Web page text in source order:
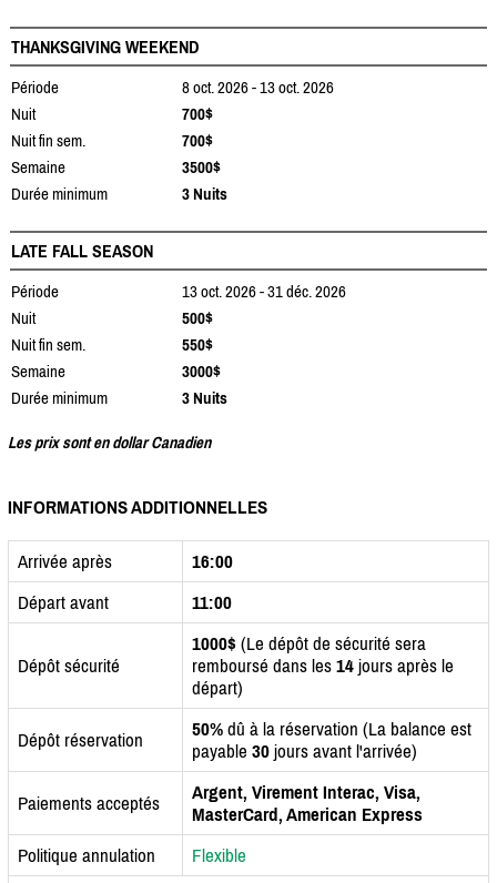
THANKSGIVING WEEKEND
Période
8 oct. 2026 - 13 oct. 2026
Nuit
700$
Nuit fin sem.
700$
Semaine
3500$
Durée minimum
3 Nuits
LATE FALL SEASON
Période
13 oct. 2026 - 31 déc. 2026
Nuit
500$
Nuit fin sem.
550$
Semaine
3000$
Durée minimum
3 Nuits
Les prix sont en dollar Canadien
INFORMATIONS ADDITIONNELLES
Arrivée après
16:00
Départ avant
11:00
Dépôt sécurité
1000$ (Le dépôt de sécurité sera
remboursé dans les 14 jours après le
départ)
Dépôt réservation 50% dû à la réservation (La balance est
payable 30 jours avant l'arrivée)
Paiements acceptés
Argent, Virement Interac, Visa,
MasterCard, American Express
Politique annulation
Flexible